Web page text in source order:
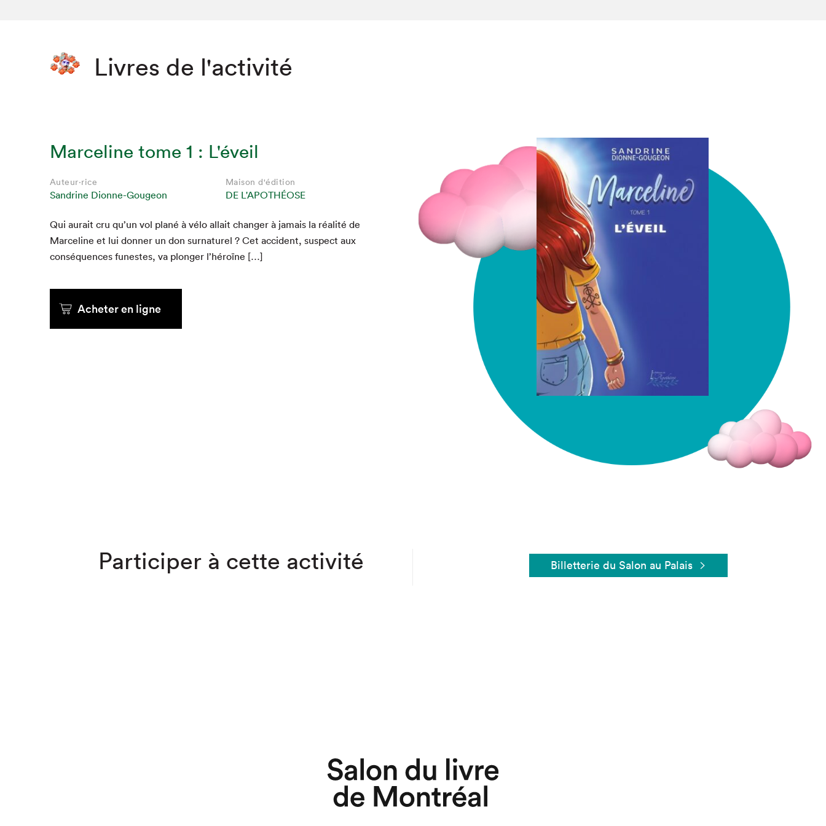
Livres de l'activité
Marceline tome 1 : L'éveil
Auteur·rice
Sandrine Dionne-Gougeon
Maison d'édition
DE L'APOTHÉOSE
Qui aurait cru qu’un vol plané à vélo allait chang­er à jamais la réal­ité de
Marce­line et lui don­ner un don sur­na­turel ? Cet acci­dent, sus­pect aux
con­séquences funestes, va plonger l’héroïne […]
Acheter en ligne
Participer à cette activité Billetterie du Salon au Palais